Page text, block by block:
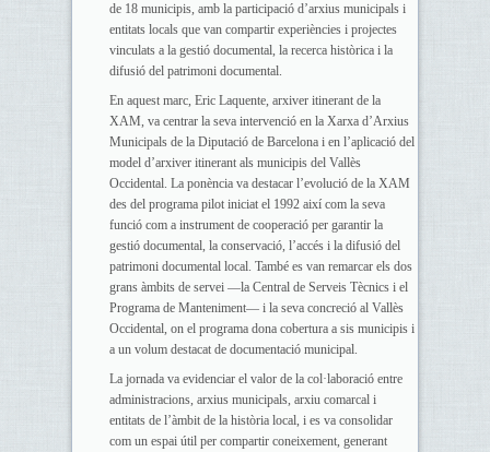
de 18 municipis, amb la participació d’arxius municipals i
entitats locals que van compartir experiències i projectes
vinculats a la gestió documental, la recerca històrica i la
difusió del patrimoni documental.
En aquest marc, Eric Laquente, arxiver itinerant de la
XAM, va centrar la seva intervenció en la Xarxa d’Arxius
Municipals de la Diputació de Barcelona i en l’aplicació del
model d’arxiver itinerant als municipis del Vallès
Occidental. La ponència va destacar l’evolució de la XAM
des del programa pilot iniciat el 1992 així com la seva
funció com a instrument de cooperació per garantir la
gestió documental, la conservació, l’accés i la difusió del
patrimoni documental local. També es van remarcar els dos
grans àmbits de servei —la Central de Serveis Tècnics i el
Programa de Manteniment— i la seva concreció al Vallès
Occidental, on el programa dona cobertura a sis municipis i
a un volum destacat de documentació municipal.
La jornada va evidenciar el valor de la col·laboració entre
administracions, arxius municipals, arxiu comarcal i
entitats de l’àmbit de la història local, i es va consolidar
com un espai útil per compartir coneixement, generant